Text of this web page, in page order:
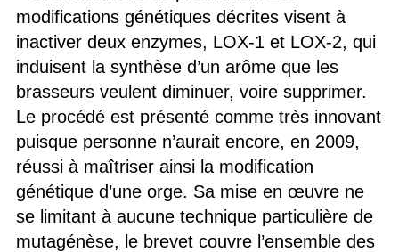
modifications génétiques décrites visent à
inactiver deux enzymes, LOX-1 et LOX-2, qui
induisent la synthèse d’un arôme que les
brasseurs veulent diminuer, voire supprimer.
Le procédé est présenté comme très innovant
puisque personne n’aurait encore, en 2009,
réussi à maîtriser ainsi la modification
génétique d’une orge. Sa mise en œuvre ne
se limitant à aucune technique particulière de
mutagénèse, le brevet couvre l’ensemble des